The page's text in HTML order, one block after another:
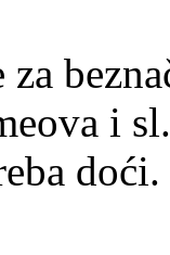
i
doći.